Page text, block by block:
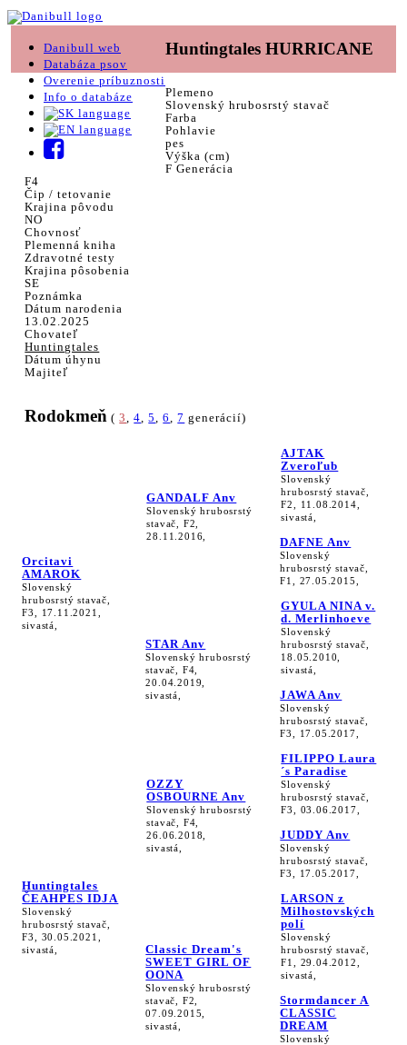
Danibull web
Databáza psov
Overenie príbuznosti
Info o databáze
Huntingtales HURRICANE
Plemeno
Slovenský hrubosrstý stavač
Farba
Pohlavie
pes
Výška (cm)
F Generácia
F4
Čip / tetovanie
Krajina pôvodu
NO
Chovnosť
Plemenná kniha
Zdravotné testy
Krajina pôsobenia
SE
Poznámka
Dátum narodenia
13.02.2025
Chovateľ
Huntingtales
Dátum úhynu
Majiteľ
Rodokmeň (3,4,5,6,7 generácií)
Orcitavi
AMAROK
Slovenský
hrubosrstý stavač,
F3, 17.11.2021,
sivastá,
GANDALF Anv
Slovenský hrubosrstý
stavač, F2,
28.11.2016,
AJTAK
Zveroľub
Slovenský
hrubosrstý stavač,
F2, 11.08.2014,
sivastá,
DAFNE Anv
Slovenský
hrubosrstý stavač,
F1, 27.05.2015,
STAR Anv
Slovenský hrubosrstý
stavač, F4,
20.04.2019,
sivastá,
GYULA NINA v.
d. Merlinhoeve
Slovenský
hrubosrstý stavač,
18.05.2010,
sivastá,
JAWA Anv
Slovenský
hrubosrstý stavač,
F3, 17.05.2017,
Huntingtales
ČEAHPES IDJA
Slovenský
hrubosrstý stavač,
F3, 30.05.2021,
sivastá,
OZZY
OSBOURNE Anv
Slovenský hrubosrstý
stavač, F4,
26.06.2018,
sivastá,
FILIPPO Laura
´s Paradise
Slovenský
hrubosrstý stavač,
F3, 03.06.2017,
JUDDY Anv
Slovenský
hrubosrstý stavač,
F3, 17.05.2017,
Classic Dream's
SWEET GIRL OF
OONA
Slovenský hrubosrstý
stavač, F2,
07.09.2015,
sivastá,
LARSON z
Milhostovských
polí
Slovenský
hrubosrstý stavač,
F1, 29.04.2012,
sivastá,
Stormdancer A
CLASSIC
DREAM
Slovenský